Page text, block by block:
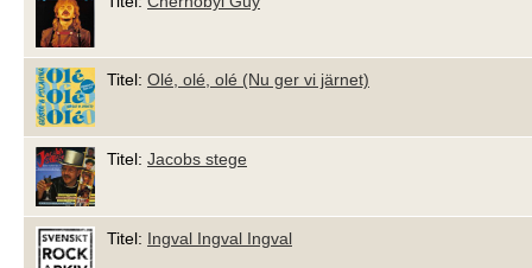
Titel: Olé, olé, olé (Nu ger vi järnet)
Titel: Jacobs stege
Titel: Ingval Ingval Ingval